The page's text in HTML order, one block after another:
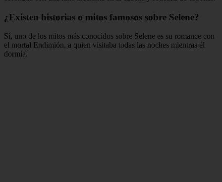
¿Existen historias o mitos famosos sobre Selene?
Sí, uno de los mitos más conocidos sobre Selene es su romance con
el mortal Endimión, a quien visitaba todas las noches mientras él
dormía.